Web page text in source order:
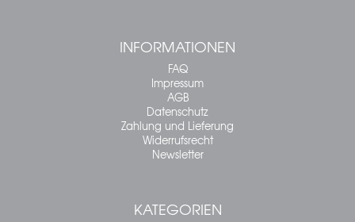
INFORMATIONEN
FAQ
Impressum
AGB
Datenschutz
Zahlung und Lieferung
Widerrufsrecht
Newsletter
KATEGORIEN